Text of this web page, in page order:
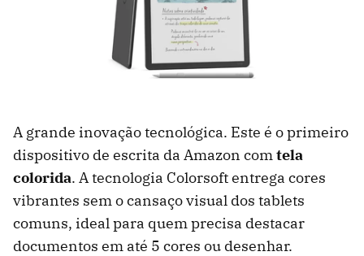
A grande inovação tecnológica. Este é o primeiro
dispositivo de escrita da Amazon comtela
colorida. A tecnologia Colorsoft entrega cores
vibrantes sem o cansaço visual dos tablets
comuns, ideal para quem precisa destacar
documentos em até 5 cores ou desenhar.